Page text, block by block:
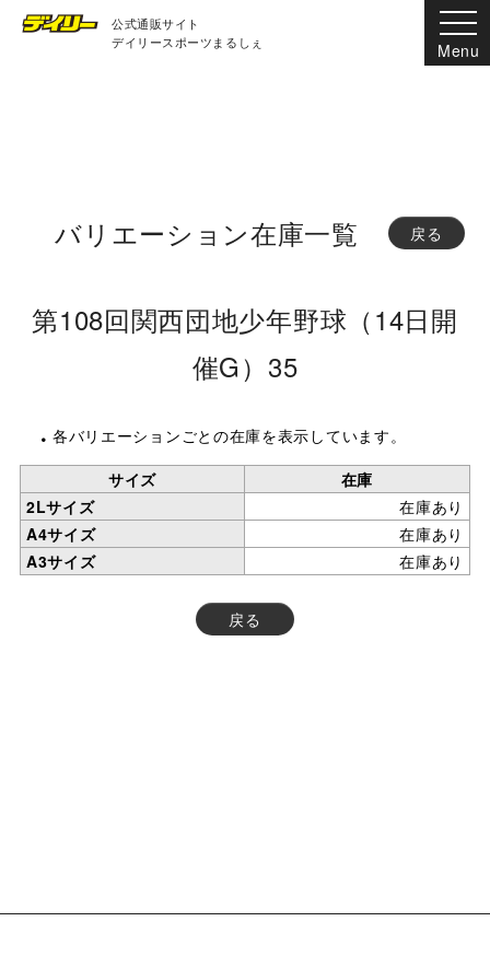
公式通販サイト
デイリースポーツまるしぇ
バリエーション在庫一覧 戻る
第108回関西団地少年野球（14日開
催G）35
各バリエーションごとの在庫を表示しています。
サイズ
在庫
2Lサイズ
在庫あり
A4サイズ
在庫あり
A3サイズ
在庫あり
戻る